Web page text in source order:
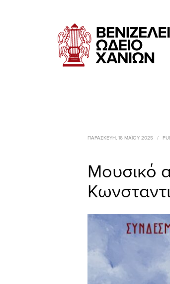
ΠΑΡΑΣΚΕΥΉ, 16 ΜΑΪ́ΟΥ 2025 /
Μουσικό